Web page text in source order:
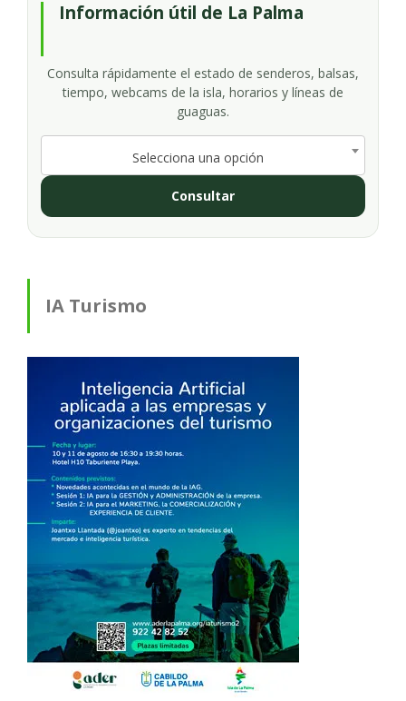
Información útil de La Palma
Consulta rápidamente el estado de senderos, balsas,
tiempo, webcams de la isla, horarios y líneas de
guaguas.
Selecciona una opción
Consultar
IA Turismo